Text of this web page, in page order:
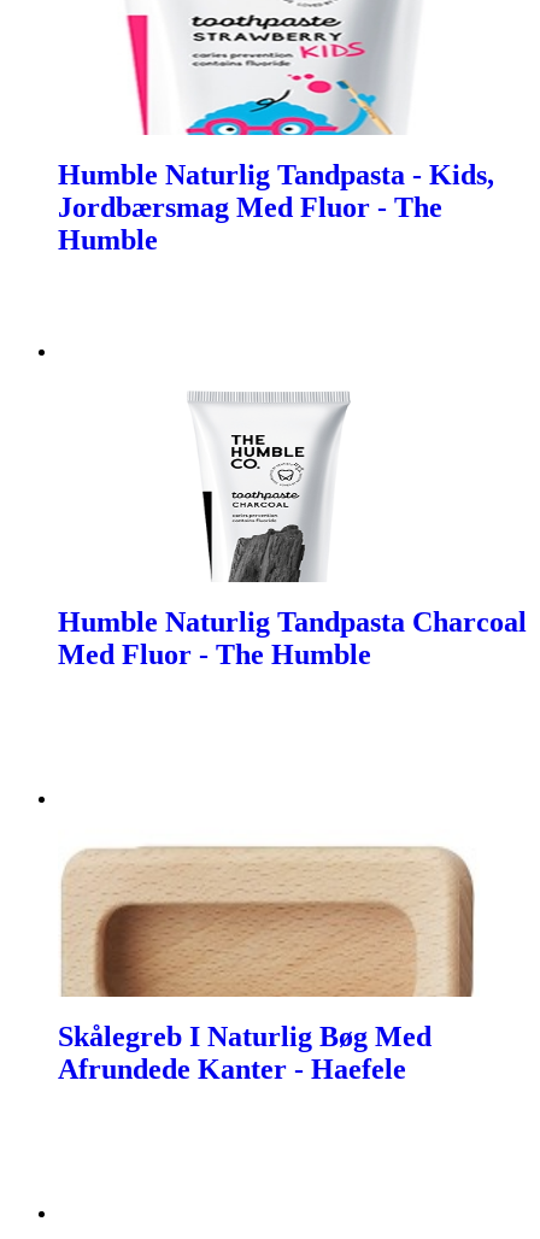
Humble Naturlig Tandpasta - Kids,
Jordbærsmag Med Fluor - The
Humble
Humble Naturlig Tandpasta Charcoal
Med Fluor - The Humble
Skålegreb I Naturlig Bøg Med
Afrundede Kanter - Haefele